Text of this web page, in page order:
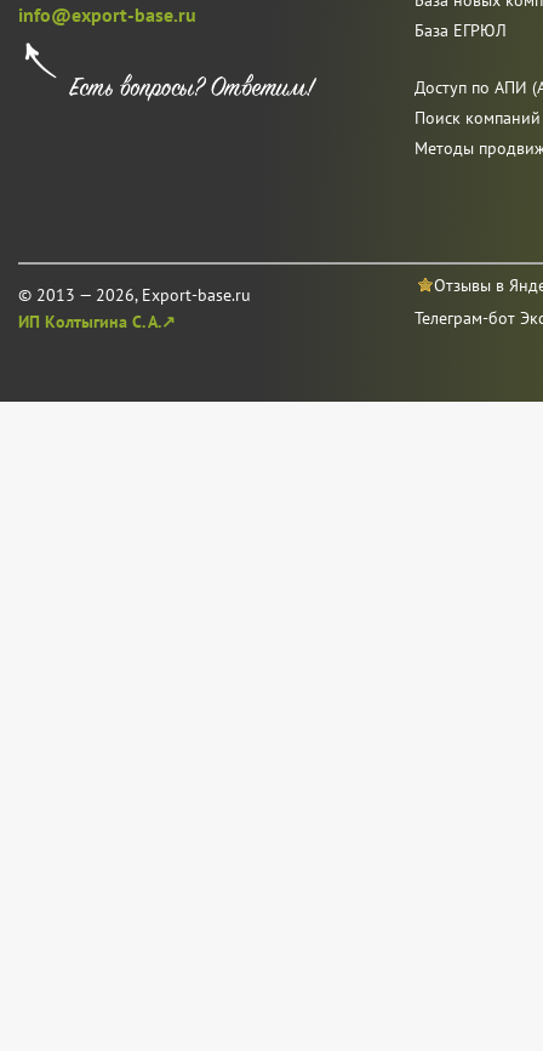
info@export-base.ru
© 2013 — 2026, Export-base.ru
ИП Колтыгина С. А.↗
База ЕГРЮЛ
Доступ по АПИ
Поиск
Методы
Отзывы в
Телеграм-бот